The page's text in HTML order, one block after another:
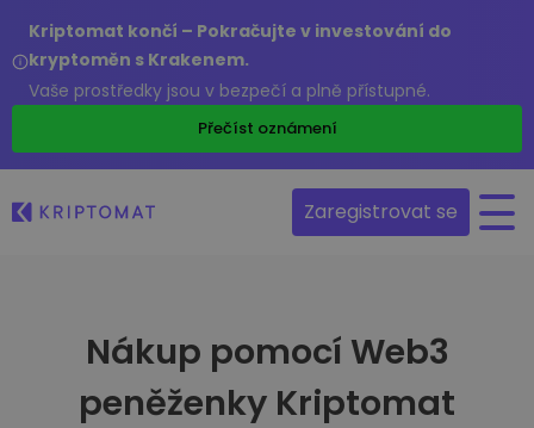
Kriptomat končí – Pokračujte v investování do
kryptoměn s Krakenem.
Vaše prostředky jsou v bezpečí a plně přístupné.
Přečíst oznámení
Zaregistrovat se
Nákup pomocí Web3
peněženky Kriptomat